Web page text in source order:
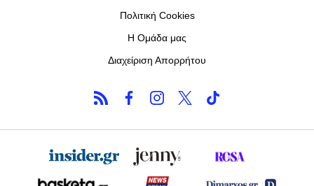
Πολιτική Cookies
Η Ομάδα μας
Διαχείριση Απορρήτου